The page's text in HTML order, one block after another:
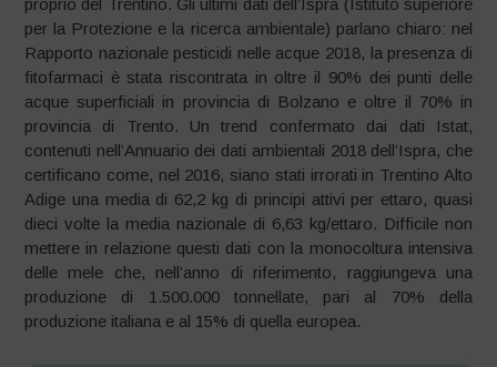
proprio del Trentino. Gli ultimi dati dell’Ispra (Istituto superiore
per la Protezione e la ricerca ambientale) parlano chiaro: nel
Rapporto nazionale pesticidi nelle acque 2018, la presenza di
fitofarmaci è stata riscontrata in oltre il 90% dei punti delle
acque superficiali in provincia di Bolzano e oltre il 70% in
provincia di Trento. Un trend confermato dai dati Istat,
contenuti nell’Annuario dei dati ambientali 2018 dell’Ispra, che
certificano come, nel 2016, siano stati irrorati in Trentino Alto
Adige una media di 62,2 kg di principi attivi per ettaro, quasi
dieci volte la media nazionale di 6,63 kg/ettaro. Difficile non
mettere in relazione questi dati con la monocoltura intensiva
delle mele che, nell’anno di riferimento, raggiungeva una
produzione di 1.500.000 tonnellate, pari al 70% della
produzione italiana e al 15% di quella europea.